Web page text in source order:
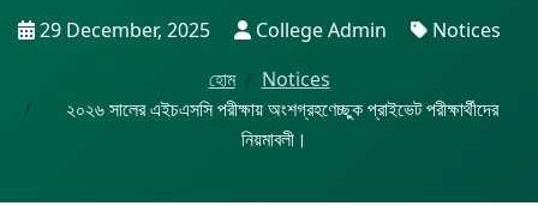
29 December, 2025 College Admin
Notices
হোম
Notices
২০২৬ সালের এইচএসসি পরীক্ষায় অংশগ্রহণেচ্ছুক প্রাইভেট পরীক্ষার্থীদের
নিয়মাবলী।